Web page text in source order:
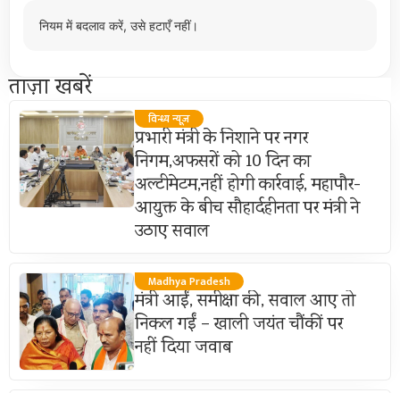
नियम में बदलाव करें, उसे हटाएँ नहीं।
ताज़ा खबरें
विन्ध्य न्यूज़
प्रभारी मंत्री के निशाने पर नगर
निगम,अफसरों को 10 दिन का
अल्टीमेटम,नहीं होगी कार्रवाई, महापौर-
आयुक्त के बीच सौहार्दहीनता पर मंत्री ने
उठाए सवाल
Madhya Pradesh
मंत्री आईं, समीक्षा की, सवाल आए तो
निकल गईं – खाली जयंत चौंकीं पर
नहीं दिया जवाब